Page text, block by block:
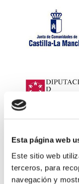
Esta página web
Este sitio web
terceros, para
navegación y